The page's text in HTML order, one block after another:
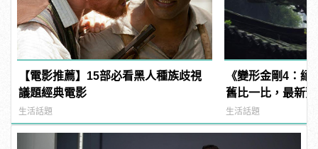
【電影推薦】15部必看黑人種族歧視
議題經典電影
生活話題
《變形金剛4：
舊比一比，最新
生活話題